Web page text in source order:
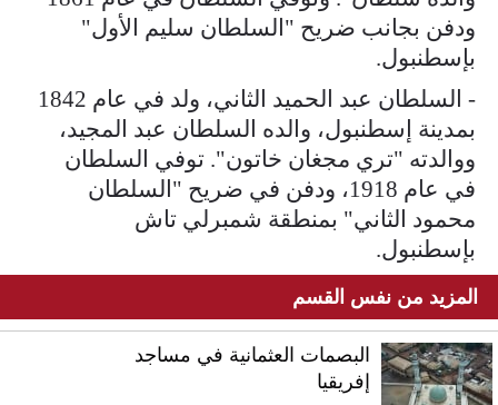
ودفن بجانب ضريح "السلطان سليم الأول"
بإسطنبول.
- السلطان عبد الحميد الثاني، ولد في عام 1842
بمدينة إسطنبول، والده السلطان عبد المجيد،
ووالدته "تري مجغان خاتون". توفي السلطان
في عام 1918، ودفن في ضريح "السلطان
محمود الثاني" بمنطقة شمبرلي تاش
بإسطنبول.
المزيد من نفس القسم
البصمات العثمانية في مساجد
إفريقيا